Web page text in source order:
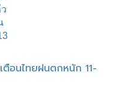
อนไทยฝนตกหนัก 11-